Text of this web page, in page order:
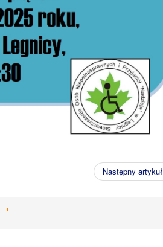
Następny artykuł